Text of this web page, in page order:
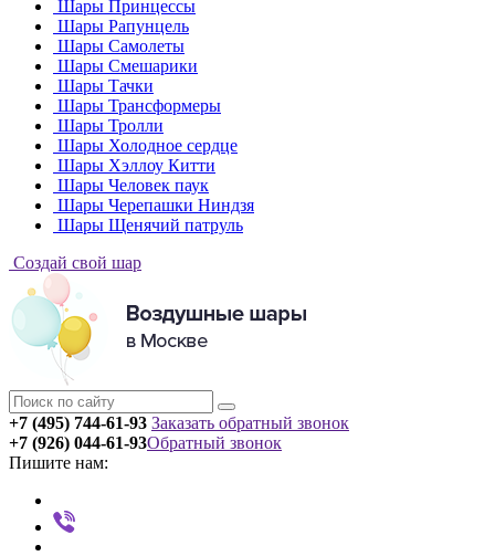
Шары Принцессы
Шары Рапунцель
Шары Самолеты
Шары Смешарики
Шары Тачки
Шары Трансформеры
Шары Тролли
Шары Холодное сердце
Шары Хэллоу Китти
Шары Человек паук
Шары Черепашки Ниндзя
Шары Щенячий патруль
Создай свой шар
+7 (495) 744-61-93 Заказать обратный звонок
+7 (926) 044-61-93
Пишите нам:
Обратный звонок